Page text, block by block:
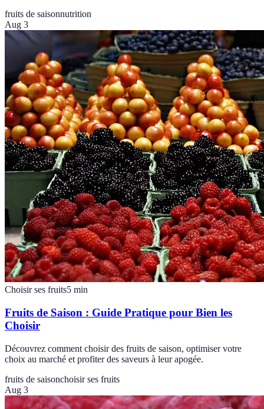
fruits de saisonnutrition
Aug 3
Choisir ses fruits5 min
Fruits de Saison : Guide Pratique pour Bien les
Choisir
Découvrez comment choisir des fruits de saison, optimiser votre
choix au marché et profiter des saveurs à leur apogée.
fruits de saisonchoisir ses fruits
Aug 3